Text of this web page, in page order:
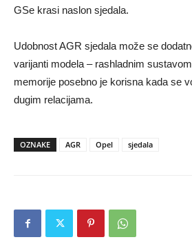
GSe krasi naslon sjedala.
Udobnost AGR sjedala može se
varijanti modela – rashladnim
memorije posebno je korisna kada se
dugim relacijama.
OZNAKE AGR Opel sjedala